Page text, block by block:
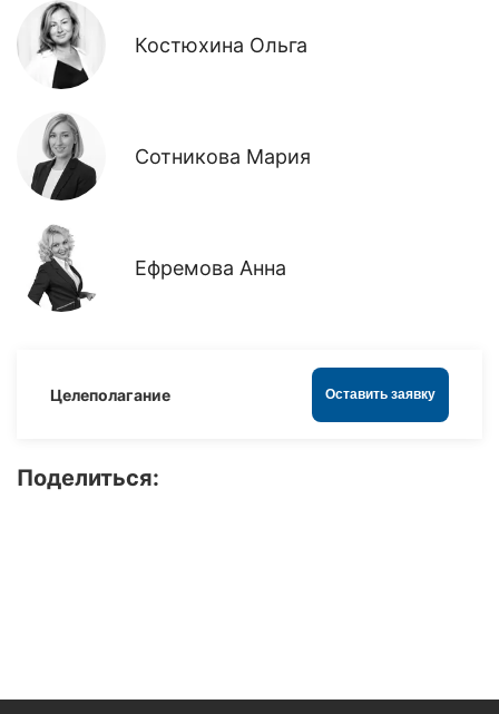
Костюхина Ольга
Сотникова Мария
Ефремова Анна
Целеполагание Оставить заявку
Поделиться: